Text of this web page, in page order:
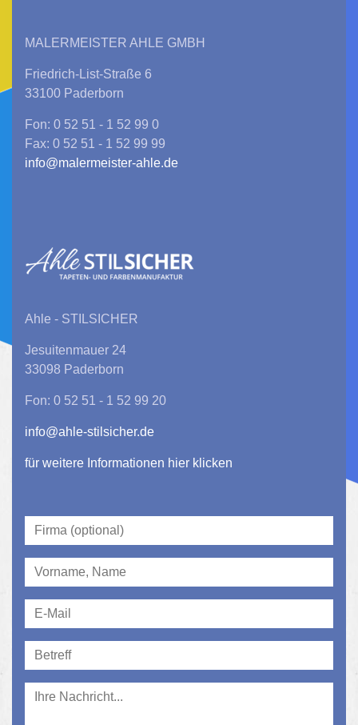
MALERMEISTER AHLE GMBH
Friedrich-List-Straße 6
33100 Paderborn
Fon: 0 52 51 - 1 52 99 0
Fax: 0 52 51 - 1 52 99 99
info@malermeister-ahle.de
Ahle - STILSICHER
Jesuitenmauer 24
33098 Paderborn
Fon: 0 52 51 - 1 52 99 20
info@ahle-stilsicher.de
für weitere Informationen hier klicken